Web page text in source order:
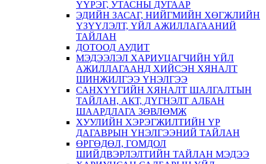
ҮҮРЭГ, УТАСНЫ ДУГААР
ЭДИЙН ЗАСАГ, НИЙГМИЙН ХӨГЖЛИЙН
ҮЗҮҮЛЭЛТ, ҮЙЛ АЖИЛЛАГААНИЙ
ТАЙЛАН
ДОТООД АУДИТ
МЭДЭЭЛЭЛ ХАРИУЦАГЧИЙН ҮЙЛ
АЖИЛЛАГААНД ХИЙСЭН ХЯНАЛТ
ШИНЖИЛГЭЭ ҮНЭЛГЭЭ
САНХҮҮГИЙН ХЯНАЛТ ШАЛГАЛТЫН
ТАЙЛАН, АКТ, ДҮГНЭЛТ АЛБАН
ШААРДЛАГА ЗӨВЛӨМЖ
ХУУЛИЙН ХЭРЭГЖИЛТИЙН ҮР
ДАГАВРЫН ҮНЭЛГЭЭНИЙ ТАЙЛАН
ӨРГӨДӨЛ, ГОМДОЛ
ШИЙДВЭРЛЭЛТИЙН ТАЙЛАН МЭДЭЭ